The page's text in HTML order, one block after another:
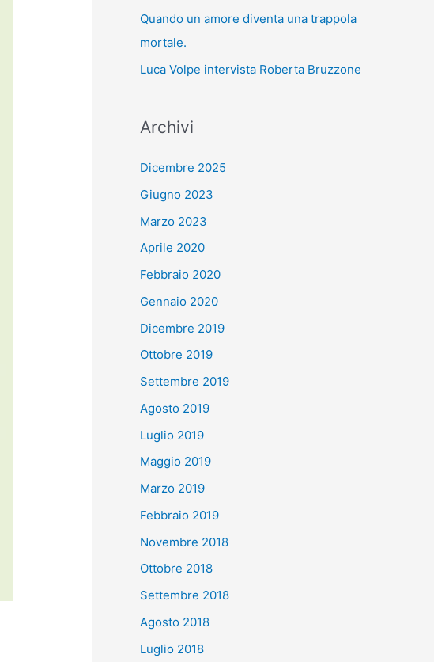
Quando un amore diventa una trappola
mortale.
Luca Volpe intervista Roberta Bruzzone
Archivi
Dicembre 2025
Giugno 2023
Marzo 2023
Aprile 2020
Febbraio 2020
Gennaio 2020
Dicembre 2019
Ottobre 2019
Settembre 2019
Agosto 2019
Luglio 2019
Maggio 2019
Marzo 2019
Febbraio 2019
Novembre 2018
Ottobre 2018
Settembre 2018
Agosto 2018
Luglio 2018